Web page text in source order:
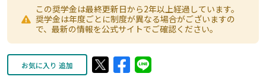
この奨学金は最終更新日から2年以上経過しています。
奨学金は年度ごとに制度が異なる場合がございますの
で、最新の情報を公式サイトでご確認ください。
お気に入り 追加